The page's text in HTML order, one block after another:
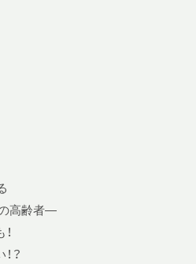
高齢者—
？